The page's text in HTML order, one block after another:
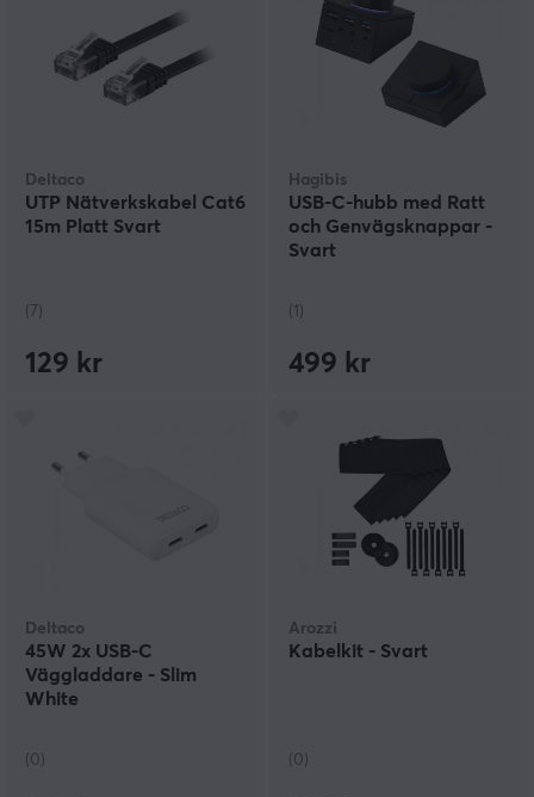
Deltaco
UTP Nätverkskabel Cat6
15m Platt Svart
(7)
129 kr
Hagibis
USB-C-hubb med Ratt
och Genvägsknappar -
Svart
(1)
499 kr
Deltaco
45W 2x USB-C
Väggladdare - Slim
White
(0)
Arozzi
Kabelkit - Svart
(0)